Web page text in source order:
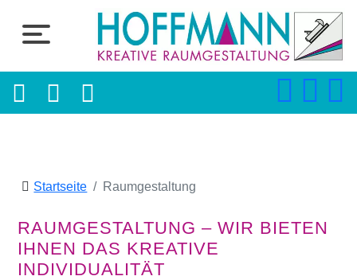
Startseite Raumgestaltung
RAUMGESTALTUNG – WIR BIETEN
IHNEN DAS KREATIVE
INDIVIDUALITÄT